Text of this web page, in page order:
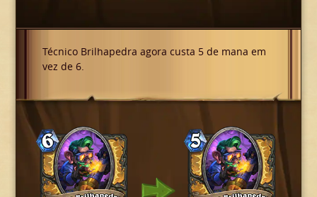
Técnico Brilhapedra agora custa 5 de mana em
vez de 6.